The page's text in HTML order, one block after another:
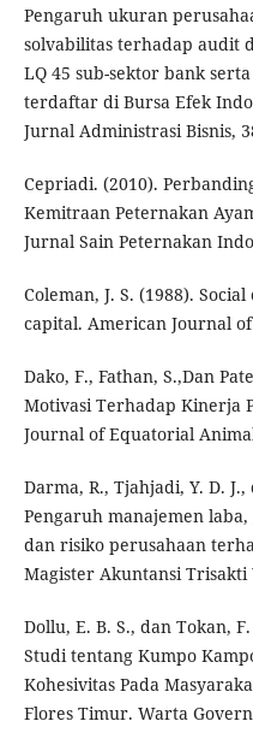
Pengaruh ukuran
solvabilitas terhadap audit
LQ 45 sub-sektor bank
terdaftar di Bursa Efek
Jurnal Administrasi Bisnis,
Cepriadi. (2010).
Kemitraan Peternakan
Jurnal Sain Peternakan
Coleman, J. S. (1988).
capital. American Journal of
Dako, F., Fathan, S.,Dan
Motivasi Terhadap Kinerja
Journal of Equatorial
Darma, R., Tjahjadi, Y. D.
Pengaruh manajemen
dan risiko perusahaan
Magister Akuntansi Trisakti
Dollu, E. B. S., dan Tokan,
Studi tentang Kumpo
Kohesivitas Pada
Flores Timur. Warta